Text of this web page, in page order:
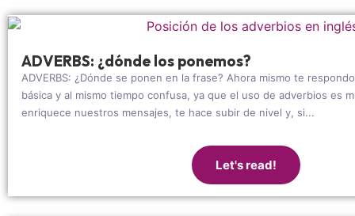
ADVERBS: ¿dónde los ponemos?
ADVERBS: ¿Dónde se ponen en la frase? Ahora mismo te
básica y al mismo tiempo confusa, ya que el uso de adverbios es
enriquece nuestros mensajes, te hace subir de nivel y, si...
Let's read!